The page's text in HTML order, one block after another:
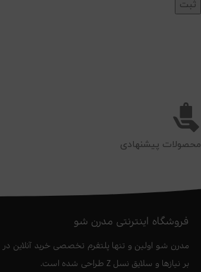
محصولات پیشنهادی
فروشگاه اینترنتی مدرن شو
مدرن شو اولین و تنها پلتفرم تخصصی خرید آنلاین
بر نیازها و سلایق نسل Z طراحی شده است.